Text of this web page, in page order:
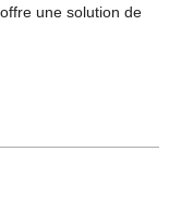
une solution de